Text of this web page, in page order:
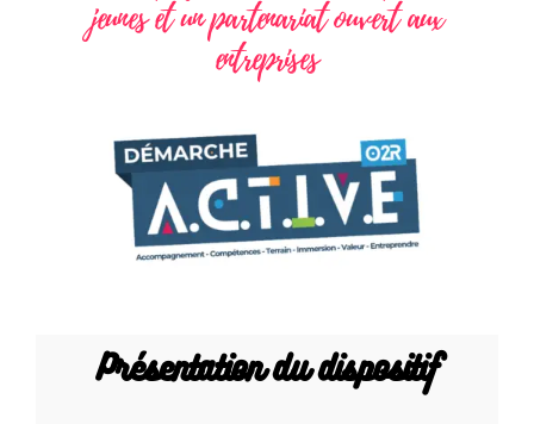
jeunes et un partenariat ouvert aux
entreprises
Présentation du dispositif